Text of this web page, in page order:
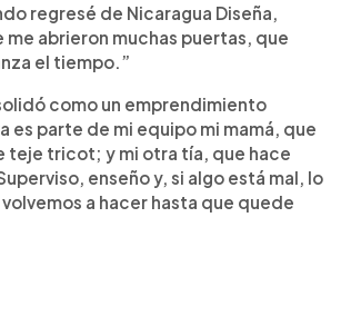
regresé de Nicaragua Diseña,
me abrieron muchas puertas, que
el tiempo.”
como un emprendimiento
es parte de mi equipo mi mamá, que
teje tricot; y mi otra tía, que hace
enseño y, si algo está mal, lo
a hacer hasta que quede